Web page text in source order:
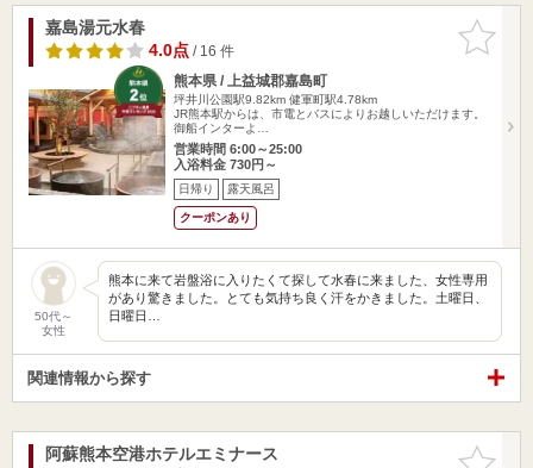
お気に入
りに追加
嘉島湯元水春
4.0点/ 16 件
熊本県 / 上益城郡嘉島町
坪井川公園駅9.82km 健軍町駅4.78km
JR熊本駅からは、市電とバスによりお越しいただけます。
御船インターよ…
営業時間 6:00～25:00
入浴料金 730円～
日帰り 露天風呂
クーポンあり
50代～
女性
熊本に来て岩盤浴に入りたくて探して水春に来ました、女性専用
があり驚きました。とても気持ち良く汗をかきました。土曜日、
日曜日…
関連情報から探す
お気に入
阿蘇熊本空港ホテルエミナース